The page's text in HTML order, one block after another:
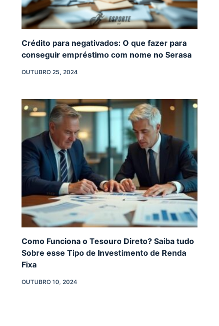
Crédito para negativados: O que fazer para
conseguir empréstimo com nome no Serasa
OUTUBRO 25, 2024
Como Funciona o Tesouro Direto? Saiba tudo
Sobre esse Tipo de Investimento de Renda
Fixa
OUTUBRO 10, 2024